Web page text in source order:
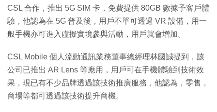
CSL 合作，推出 5G SIM 卡，免費提供 80GB 數據予客戶體
驗，他認為在 5G 普及後，用戶不單可透過 VR 設備，用一
般手機亦可進入虛擬實境參與活動，用戶就會增加。
CSL Mobile 個人流動通訊業務董事總經理林國誠提到，該
公司已推出 AR Lens 等應用，用戶可在手機體驗到技術效
果，現已有不少品牌透過該技術推廣服務，他認為，零售，
商場等都可透過該技術提升商機。